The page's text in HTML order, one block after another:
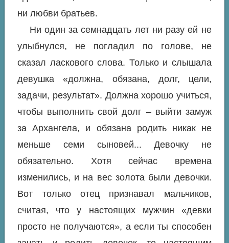
ни любви братьев.
Ни один за семнадцать лет ни разу ей не
улыбнулся, не погладил по голове, не
сказал ласкового слова. Только и слышала
девушка «должна, обязана, долг, цели,
задачи, результат». Должна хорошо учиться,
чтобы выполнить свой долг – выйти замуж
за Архангела, и обязана родить никак не
меньше семи сыновей... Девочку не
обязательно. Хотя сейчас времена
изменились, и на вес золота были девочки.
Вот только отец признавал мальчиков,
считая, что у настоящих мужчин «девки
просто не получаются», а если ты способен